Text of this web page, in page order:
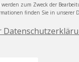
werden zum Zweck der
finden Sie in unserer